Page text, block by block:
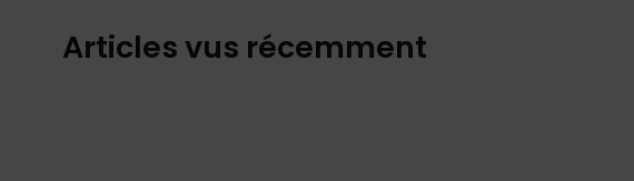
Articles vus récemment